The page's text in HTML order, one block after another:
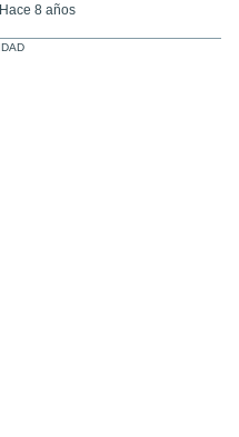
Hace 8 años